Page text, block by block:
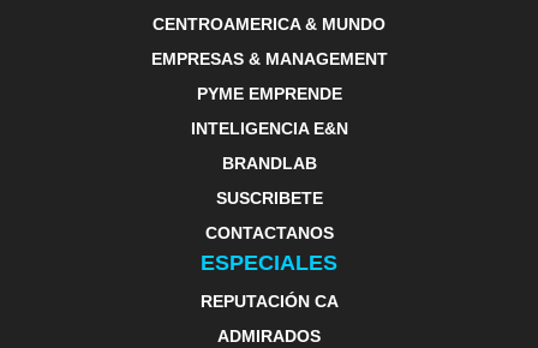
CENTROAMERICA & MUNDO
EMPRESAS & MANAGEMENT
PYME EMPRENDE
INTELIGENCIA E&N
BRANDLAB
SUSCRIBETE
CONTACTANOS
ESPECIALES
REPUTACIÓN CA
ADMIRADOS